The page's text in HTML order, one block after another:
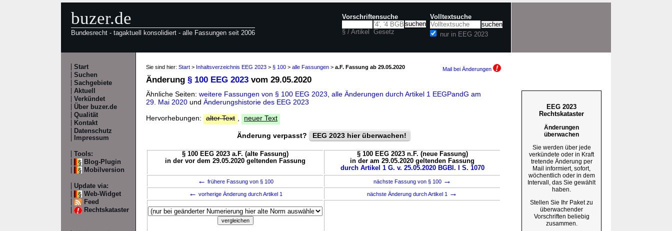
buzer.de
Bundesrecht - tagaktuell konsolidiert - alle Fassungen seit 2006
Vorschriftensuche
§ / Artikel Gesetz
Volltextsuche
nur in EEG 2023
Start
Suchen
Sachgebiete
Aktuell
Verkündet
Über buzer.de
Qualität
Kontakt
Datenschutz
Impressum
Tools:
Blog-Plugin
Mobilversion
Update via:
Web-Widget
Feed
Rechtskataster
Sie sind hier: Start > Inhaltsverzeichnis EEG 2023 > § 100 > alle Fassungen > a.F. Fassung ab 29.05.2020 Mail bei Änderungen
Änderung § 100 EEG 2023 vom 29.05.2020
Ähnliche Seiten: weitere Fassungen von § 100 EEG 2023 alle Änderungen durch Artikel 1 EEGPandG am
29. Mai 2020 und Änderungshistorie des EEG 2023
Hervorhebungen:
alter Text neuer Text
Änderung verpasst? EEG 2023 hier überwachen!
§ 100 EEG 2023 a.F. (alte Fassung)
in der vor dem 29.05.2020 geltenden Fassung
§ 100 EEG 2023 n.F. (neue Fassung)
in der am 29.05.2020 geltenden Fassung
durch Artikel 1 G. v. 25.05.2020 BGBl. I S. 1070
← frühere Fassung von § 100 nächste Fassung von § 100 →
← vorherige Änderung durch Artikel 1 nächste Änderung durch Artikel 1 →
EEG 2023
Rechtskataster
Änderungen
überwachen
Sie werden über jede
verkündete oder in Kraft
tretende Änderung per
Mail informiert, sofort,
wöchentlich oder in dem
Intervall, das Sie gewählt
haben.
Stellen Sie Ihr Paket zu
überwachender
Vorschriften beliebig
zusammen.